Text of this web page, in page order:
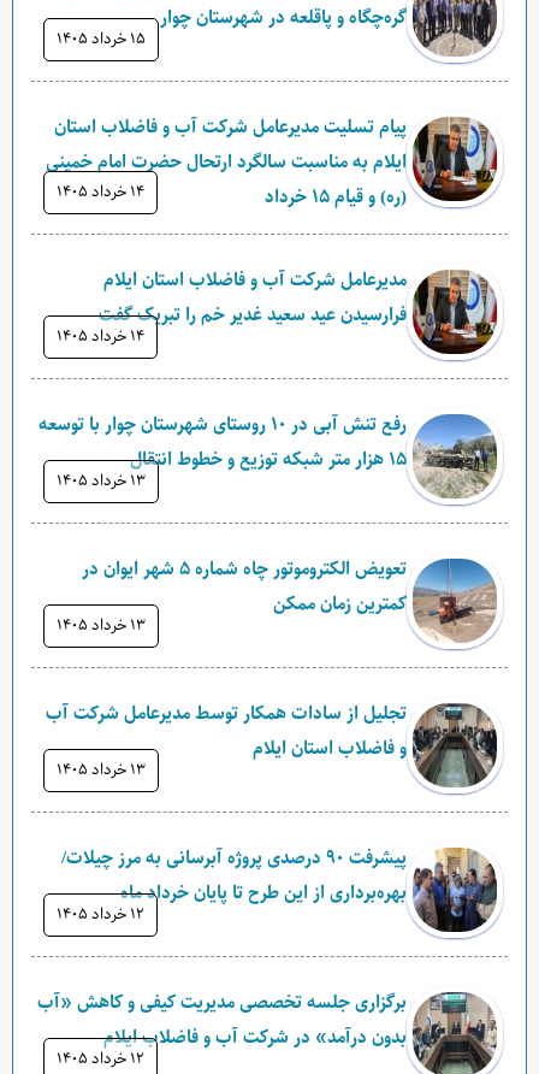
گره‌چگاه و پاقلعه در شهرستان چوار
۱۵ خرداد ۱۴۰۵
پیام تسلیت مدیرعامل شرکت آب و فاضلاب استان
ایلام به مناسبت سالگرد ارتحال حضرت امام خمینی
(ره) و قیام ۱۵ خرداد
۱۴ خرداد ۱۴۰۵
مدیرعامل شرکت آب و فاضلاب استان ایلام
فرارسیدن عید سعید غدیر خم را تبریک گفت
۱۴ خرداد ۱۴۰۵
رفع تنش آبی در ۱۰ روستای شهرستان چوار با توسعه
۱۵ هزار متر شبکه توزیع و خطوط انتقال
۱۳ خرداد ۱۴۰۵
تعویض الکتروموتور چاه شماره ۵ شهر ایوان در
کمترین زمان ممکن
۱۳ خرداد ۱۴۰۵
تجلیل از سادات همکار توسط مدیرعامل شرکت آب
و فاضلاب استان ایلام
۱۳ خرداد ۱۴۰۵
پیشرفت ۹۰ درصدی پروژه آبرسانی به مرز چیلات/
بهره‌برداری از این طرح تا پایان خرداد ماه
۱۲ خرداد ۱۴۰۵
برگزاری جلسه تخصصی مدیریت کیفی و کاهش «آب
بدون درآمد» در شرکت آب و فاضلاب ایلام
۱۲ خرداد ۱۴۰۵